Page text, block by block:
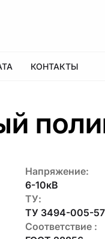
КОНТАКТЫ
Напряжение:
6-10кВ
ТУ:
ТУ 3494-005-
Соответствие :